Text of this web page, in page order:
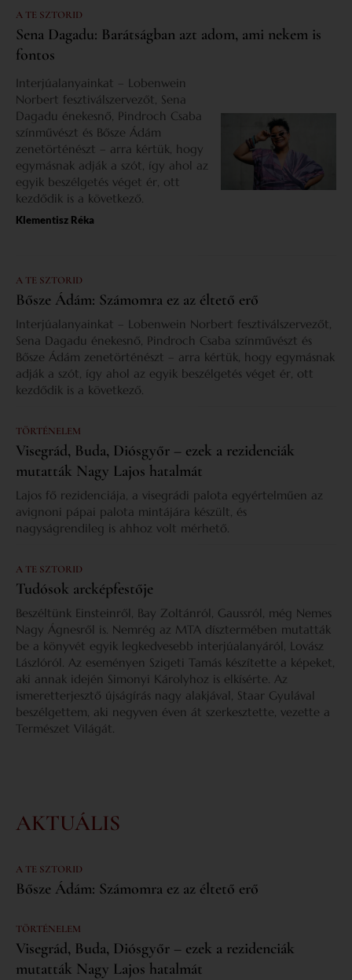
A TE SZTORID
Sena Dagadu: Barátságban azt adom, ami nekem is
fontos
Interjúalanyainkat – Lobenwein
Norbert fesztiválszervezőt, Sena
Dagadu énekesnő, Pindroch Csaba
színművészt és Bősze Ádám
zenetörténészt – arra kértük, hogy
egymásnak adják a szót, így ahol az
egyik beszélgetés véget ér, ott
kezdődik is a következő.
Klementisz Réka
A TE SZTORID
Bősze Ádám: Számomra ez az éltető erő
Interjúalanyainkat – Lobenwein Norbert fesztiválszervezőt,
Sena Dagadu énekesnő, Pindroch Csaba színművészt és
Bősze Ádám zenetörténészt – arra kértük, hogy egymásnak
adják a szót, így ahol az egyik beszélgetés véget ér, ott
kezdődik is a következő.
TÖRTÉNELEM
Visegrád, Buda, Diósgyőr – ezek a rezidenciák
mutatták Nagy Lajos hatalmát
Lajos fő rezidenciája, a visegrádi palota egyértelműen az
avignoni pápai palota mintájára készült, és
nagyságrendileg is ahhoz volt mérhető.
A TE SZTORID
Tudósok arcképfestője
Beszéltünk Einsteinről, Bay Zoltánról, Gaussról, még Nemes
Nagy Ágnesről is. Nemrég az MTA dísztermében mutatták
be a könyvét egyik legkedvesebb interjúalanyáról, Lovász
Lászlóról. Az eseményen Szigeti Tamás készítette a képeket,
aki annak idején Simonyi Károlyhoz is elkísérte. Az
ismeretterjesztő újságírás nagy alakjával, Staar Gyulával
beszélgettem, aki negyven éven át szerkesztette, vezette a
Természet Világát.
AKTUÁLIS
A TE SZTORID
Bősze Ádám: Számomra ez az éltető erő
TÖRTÉNELEM
Visegrád, Buda, Diósgyőr – ezek a rezidenciák
mutatták Nagy Lajos hatalmát